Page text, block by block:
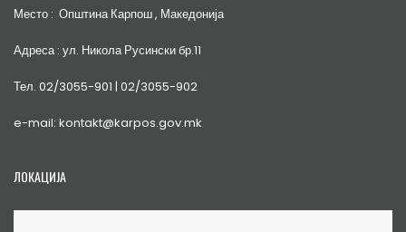
Место : Општина Карпош , Македонија
Адреса : ул. Никола Русински бр.11
Тел. 02/3055-901 | 02/3055-902
e-mail: kontakt@karpos.gov.mk
ЛОКАЦИЈА